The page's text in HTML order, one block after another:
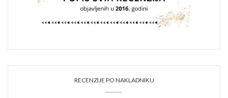
RECENZIJE PO NAKLADNIKU